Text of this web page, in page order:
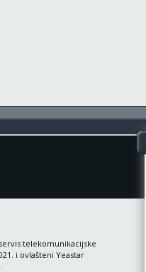
telekomunikacijske
i ovlašteni Yeastar